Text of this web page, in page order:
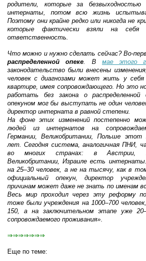
родители, которые за
интернаты, потом всю жизнь
Поэтому они крайне редко или никогда не
которые фактически взяли на себя
ответственность.
Что можно и нужно сделать сейчас? Во-
распределенной опеке. В мае этого
законодательство были внесены
человек с диагнозами может жить у
квартире, имея сопровождающего. Но это
работать без закона о
опекуном мог бы выступать не один
директор интерната в равной степени.
На фоне этих изменений постепенно
людей из интернатов на
Германии, Великобритании, Польше этот
лет. Сегодня система, аналогичная ПНИ,
во многих странах: в Австрии,
Великобритании, Израиле есть
на 25–30 человек, а не на тысячу, как в
официальный опекун, директор
причинам может даже не знать по именам
Весь мир проходил через эту реформу
тоже были учреждения на 1000–700
150, а на заключительном этапе уже
сопровождаемого проживания».
⇒⇒⇒⇒⇒⇒⇒
Еще по теме: